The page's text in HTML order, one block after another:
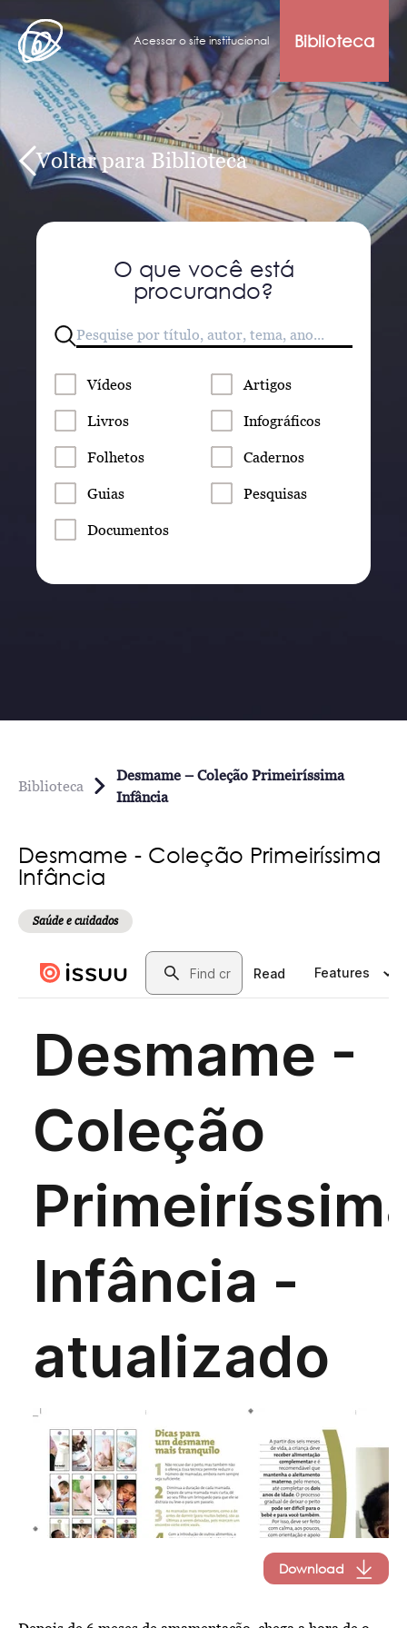
Acessar o site institucional Biblioteca
Voltar para Biblioteca
O que você está
procurando?
Vídeos Artigos
Livros Infográficos
Folhetos Cadernos
Guias Pesquisas
Documentos
Biblioteca
Desmame – Coleção Primeiríssima
Infância
Desmame - Coleção Primeiríssima
Infância
Saúde e cuidados
Download